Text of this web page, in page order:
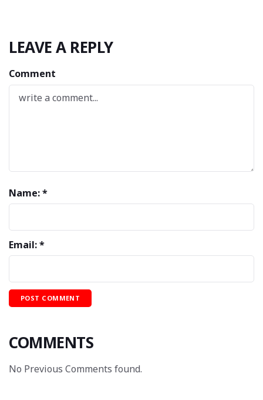
LEAVE A REPLY
Comment
Name: *
Email: *
COMMENTS
No Previous Comments found.